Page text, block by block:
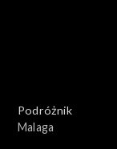
Podróżnik
Malaga